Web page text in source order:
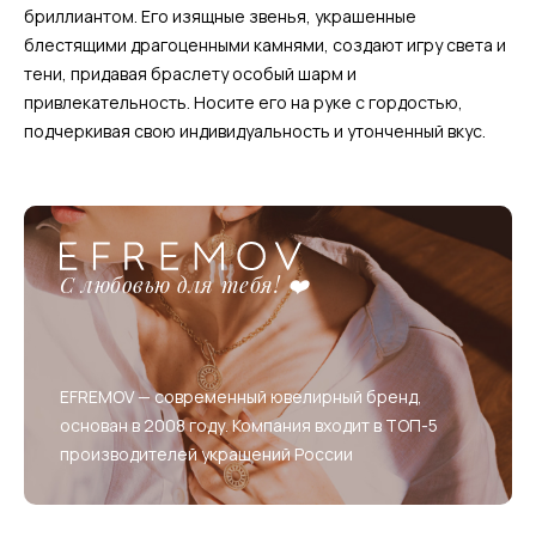
бриллиантом. Его изящные звенья, украшенные
блестящими драгоценными камнями, создают игру света и
тени, придавая браслету особый шарм и
привлекательность. Носите его на руке с гордостью,
подчеркивая свою индивидуальность и утонченный вкус.
С любовью для тебя! ❤️
EFREMOV — современный ювелирный бренд,
основан в 2008 году. Компания входит в ТОП-5
производителей украшений России